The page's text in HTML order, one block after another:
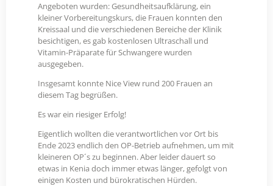
Angeboten wurden: Gesundheitsaufklärung, ein
kleiner Vorbereitungskurs, die Frauen konnten den
Kreissaal und die verschiedenen Bereiche der Klinik
besichtigen, es gab kostenlosen Ultraschall und
Vitamin-Präparate für Schwangere wurden
ausgegeben.
Insgesamt konnte Nice View rund 200 Frauen an
diesem Tag begrüßen.
Es war ein riesiger Erfolg!
Eigentlich wollten die verantwortlichen vor Ort bis
Ende 2023 endlich den OP-Betrieb aufnehmen, um mit
kleineren OP´s zu beginnen. Aber leider dauert so
etwas in Kenia doch immer etwas länger, gefolgt von
einigen Kosten und bürokratischen Hürden.